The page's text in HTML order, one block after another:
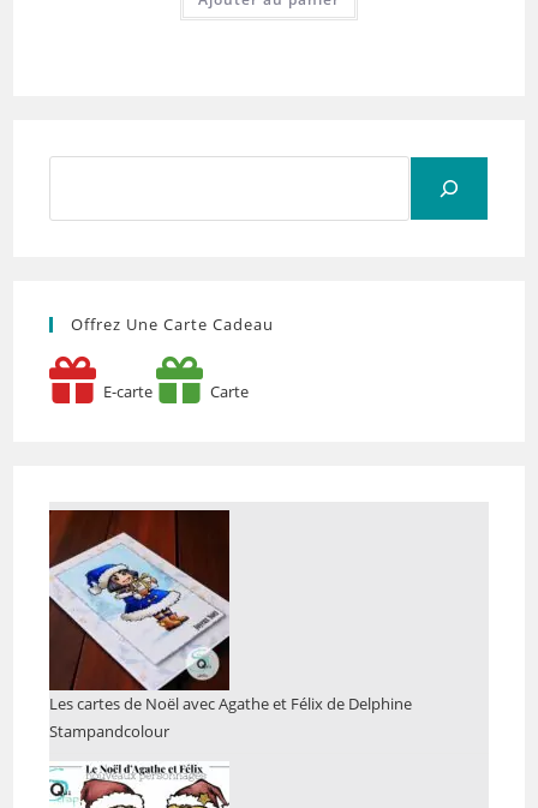
Offrez Une Carte Cadeau
E-carte Carte
Les cartes de Noël avec Agathe et Félix de Delphine
Stampandcolour